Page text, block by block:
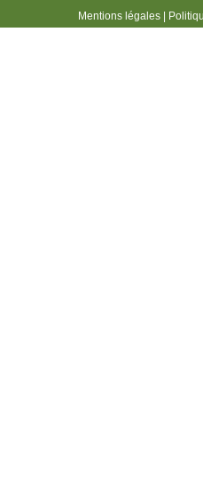
Mentions légales